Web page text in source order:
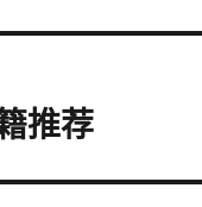
推荐